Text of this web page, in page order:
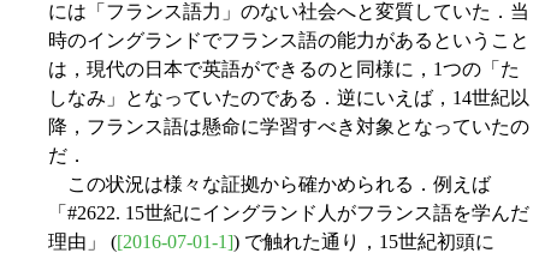
には「フランス語力」のない社会へと変質していた．当
時のイングランドでフランス語の能力があるということ
は，現代の日本で英語ができるのと同様に，1つの「た
しなみ」となっていたのである．逆にいえば，14世紀以
降，フランス語は懸命に学習すべき対象となっていたの
だ．
この状況は様々な証拠から確かめられる．例えば
「#2622. 15世紀にイングランド人がフランス語を学んだ
理由」 ([2016-07-01-1]) で触れた通り，15世紀初頭に